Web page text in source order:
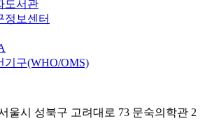
도서관
정보센터
기구(WHO/OMS)
울시 성북구 고려대로 73 문숙의학관 2